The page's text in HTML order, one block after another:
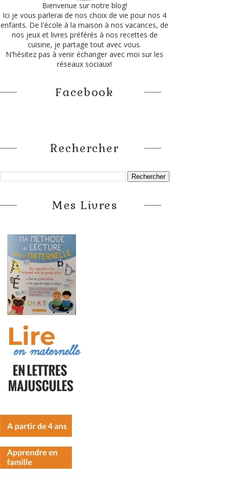
Bienvenue sur notre blog!
Ici je vous parlerai de nos choix de vie pour nos 4
enfants. De l'école à la maison à nos vacances, de
nos jeux et livres préférés à nos recettes de
cuisine, je partage tout avec vous.
N'hésitez pas à venir échanger avec moi sur les
réseaux sociaux!
Facebook
Rechercher
Mes Livres